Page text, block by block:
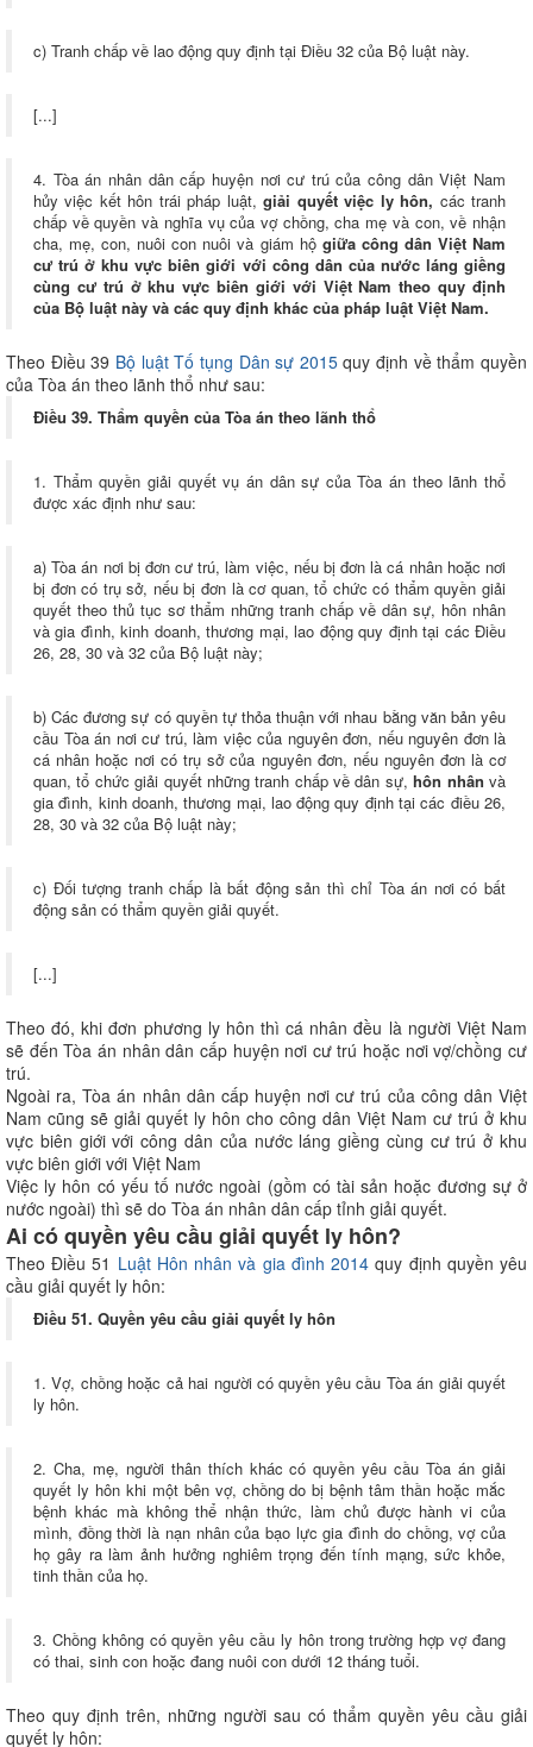
c) Tranh chấp về lao động quy định tại Điều 32 của Bộ luật này.
[...]
4. Tòa án nhân dân cấp huyện nơi cư trú của công dân Việt Nam
hủy việc kết hôn trái pháp luật,giải quyết việc ly hôn, các tranh
chấp về quyền và nghĩa vụ của vợ chồng, cha mẹ và con, về nhận
cha, mẹ, con, nuôi con nuôi và giám hộ giữa công dân Việt Nam
cư trú ở khu vực biên giới với công dân của nước láng giềng
cùng cư trú ở khu vực biên giới với Việt Nam theo quy định
của Bộ luật này và các quy định khác của pháp luật Việt Nam.
Theo Điều 39 Bộ luật Tố tụng Dân sự 2015quy định về thẩm quyền
của Tòa án theo lãnh thổ như sau:
Điều 39. Thẩm quyền của Tòa án theo lãnh thổ
1. Thẩm quyền giải quyết vụ án dân sự của Tòa án theo lãnh thổ
được xác định như sau:
a) Tòa án nơi bị đơn cư trú, làm việc, nếu bị đơn là cá nhân hoặc nơi
bị đơn có trụ sở, nếu bị đơn là cơ quan, tổ chức có thẩm quyền giải
quyết theo thủ tục sơ thẩm những tranh chấp về dân sự, hôn nhân
và gia đình, kinh doanh, thương mại, lao động quy định tại các Điều
26, 28, 30 và 32 của Bộ luật này;
b) Các đương sự có quyền tự thỏa thuận với nhau bằng văn bản yêu
cầu Tòa án nơi cư trú, làm việc của nguyên đơn, nếu nguyên đơn là
cá nhân hoặc nơi có trụ sở của nguyên đơn, nếu nguyên đơn là cơ
quan, tổ chức giải quyết những tranh chấp về dân sự,hôn nhânvà
gia đình, kinh doanh, thương mại, lao động quy định tại các điều 26,
28, 30 và 32 của Bộ luật này;
c) Đối tượng tranh chấp là bất động sản thì chỉ Tòa án nơi có bất
động sản có thẩm quyền giải quyết.
[...]
Theo đó, khi đơn phương ly hôn thì cá nhân đều là người Việt Nam
sẽ đến Tòa án nhân dân cấp huyện nơi cư trú hoặc nơi vợ/chồng cư
trú.
Ngoài ra, Tòa án nhân dân cấp huyện nơi cư trú của công dân Việt
Nam cũng sẽ giải quyết ly hôn cho công dân Việt Nam cư trú ở khu
vực biên giới với công dân của nước láng giềng cùng cư trú ở khu
vực biên giới với Việt Nam
Việc ly hôn có yếu tố nước ngoài (gồm có tài sản hoặc đương sự ở
nước ngoài) thì sẽ do Tòa án nhân dân cấp tỉnh giải quyết.
Ai có quyền yêu cầu giải quyết ly hôn?
Theo Điều 51 Luật Hôn nhân và gia đình 2014quy định quyền yêu
cầu giải quyết ly hôn:
Điều 51. Quyền yêu cầu giải quyết ly hôn
1. Vợ, chồng hoặc cả hai người có quyền yêu cầu Tòa án giải quyết
ly hôn.
2. Cha, mẹ, người thân thích khác có quyền yêu cầu Tòa án giải
quyết ly hôn khi một bên vợ, chồng do bị bệnh tâm thần hoặc mắc
bệnh khác mà không thể nhận thức, làm chủ được hành vi của
mình, đồng thời là nạn nhân của bạo lực gia đình do chồng, vợ của
họ gây ra làm ảnh hưởng nghiêm trọng đến tính mạng, sức khỏe,
tinh thần của họ.
3. Chồng không có quyền yêu cầu ly hôn trong trường hợp vợ đang
có thai, sinh con hoặc đang nuôi con dưới 12 tháng tuổi.
Theo quy định trên, những người sau có thẩm quyền yêu cầu giải
quyết ly hôn: